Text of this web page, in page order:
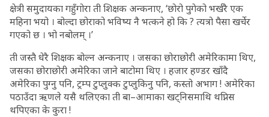
क्षेत्री समुदायका गहुँगोरा ती शिक्षक अन्कनाए, ‘छोरो पुगेको भर्खरै एक
महिना भयो । बोल्दा छोराको भविष्य नै भत्कने हो कि ? त्यत्रो पैसा खर्चेर
गएको छ । भो नबोलम् ।’
ती जस्तै धेरै शिक्षक बोल्न अन्कनाए । जसका छोराछोरी अमेरिकामा थिए,
जसका छोराछोरी अमेरिका जाने बाटोमा थिए । हजार हण्डर खाँदै
अमेरिका पुग्नु पनि, ट्रम्प टुप्लुक्क टुप्लुकिनु पनि, कस्तो अभाग ! अमेरिका
पठाउँदा ऋणले यसै थलिएका ती बा–आमाका खट्निसमाथि थप्निस
थपिएका के कुरा !